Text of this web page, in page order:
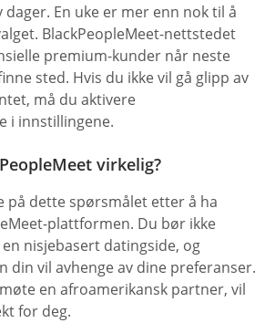
dager. En uke er mer enn nok til å
BlackPeopleMeet-nettstedet
premium-kunder når neste
sted. Hvis du ikke vil gå glipp av
må du aktivere
i innstillingene.
virkelig?
på dette spørsmålet etter å ha
plattformen. Du bør ikke
nisjebasert datingside, og
din vil avhenge av dine preferanser.
en afroamerikansk partner, vil
for deg.